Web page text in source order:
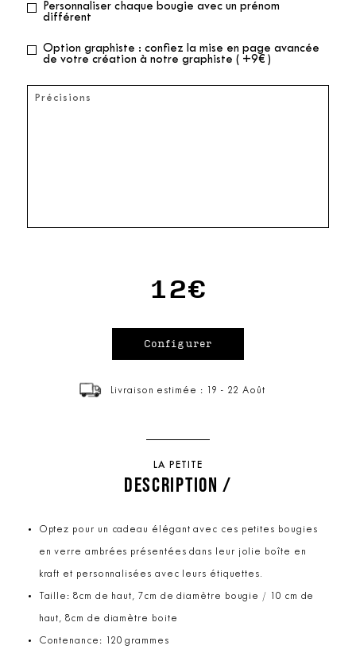
Personnaliser chaque bougie avec un prénom
différent
Option graphiste : confiez la mise en page avancée
de votre création à notre graphiste ( +9€ )
12€
Livraison estimée : 19 - 22 Août
LA PETITE
DESCRIPTION /
Optez pour un cadeau élégant avec ces petites bougies
en verre ambrées présentées dans leur jolie boîte en
kraft et personnalisées avec leurs étiquettes.
Taille: 8cm de haut, 7cm de diamètre bougie / 10 cm de
haut, 8cm de diamètre boite
Contenance: 120 grammes